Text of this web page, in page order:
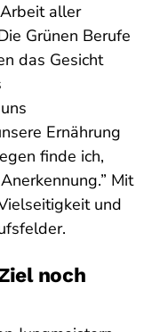
aller
Grünen Berufe
das Gesicht
Ernährung
finde ich,
Mit
und
noch